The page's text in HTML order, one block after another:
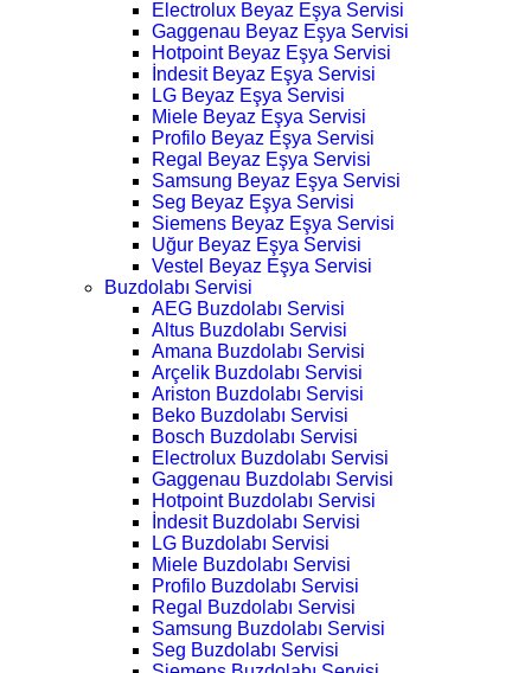
Electrolux Beyaz Eşya Servisi
Gaggenau Beyaz Eşya Servisi
Hotpoint Beyaz Eşya Servisi
İndesit Beyaz Eşya Servisi
LG Beyaz Eşya Servisi
Miele Beyaz Eşya Servisi
Profilo Beyaz Eşya Servisi
Regal Beyaz Eşya Servisi
Samsung Beyaz Eşya Servisi
Seg Beyaz Eşya Servisi
Siemens Beyaz Eşya Servisi
Uğur Beyaz Eşya Servisi
Vestel Beyaz Eşya Servisi
Buzdolabı Servisi
AEG Buzdolabı Servisi
Altus Buzdolabı Servisi
Amana Buzdolabı Servisi
Arçelik Buzdolabı Servisi
Ariston Buzdolabı Servisi
Beko Buzdolabı Servisi
Bosch Buzdolabı Servisi
Electrolux Buzdolabı Servisi
Gaggenau Buzdolabı Servisi
Hotpoint Buzdolabı Servisi
İndesit Buzdolabı Servisi
LG Buzdolabı Servisi
Miele Buzdolabı Servisi
Profilo Buzdolabı Servisi
Regal Buzdolabı Servisi
Samsung Buzdolabı Servisi
Seg Buzdolabı Servisi